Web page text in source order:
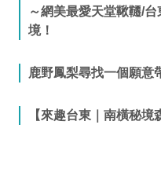
～網美最愛天堂鞦韆/
境！
鹿野鳳梨尋找一個願意
【來趣台東｜南橫秘境